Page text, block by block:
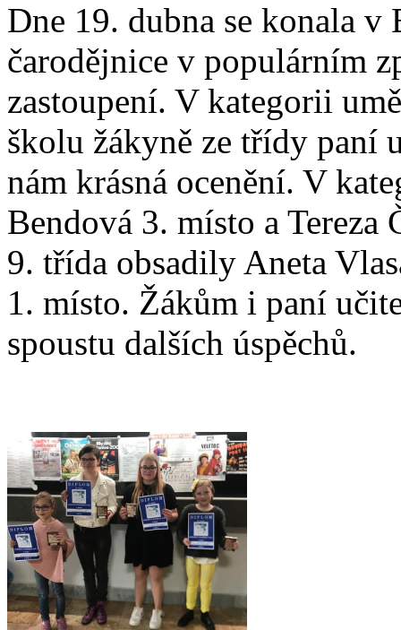
Dne 19. dubna se konala v
čarodějnice v populárním
zastoupení. V kategorii
školu žákyně ze třídy paní
nám krásná ocenění. V
Bendová 3. místo a
9. třída obsadily Aneta
1. místo. Žákům i paní
spoustu dalších úspěchů.